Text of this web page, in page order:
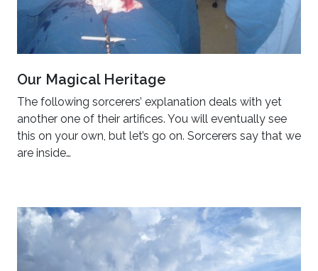
Our Magical Heritage
The following sorcerers’ explanation deals with yet
another one of their artifices. You will eventually see
this on your own, but let’s go on. Sorcerers say that we
are inside…